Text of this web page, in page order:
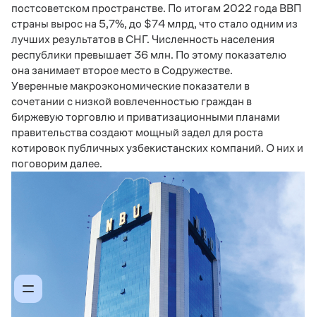
постсоветском пространстве. По итогам 2022 года ВВП
страны вырос на 5,7%, до $74 млрд, что стало одним из
лучших результатов в СНГ. Численность населения
республики превышает 36 млн. По этому показателю
она занимает второе место в Содружестве.
Уверенные макроэкономические показатели в
сочетании с низкой вовлеченностью граждан в
биржевую торговлю и приватизационными планами
правительства создают мощный задел для роста
котировок публичных узбекистанских компаний. О них и
поговорим далее.